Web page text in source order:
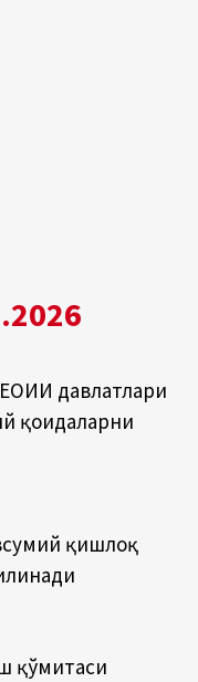
давлатлари
қоидаларни
қишлоқ
қўмитаси